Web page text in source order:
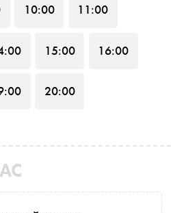
10:00 11:00
:00 15:00 16:00
:00 20:00